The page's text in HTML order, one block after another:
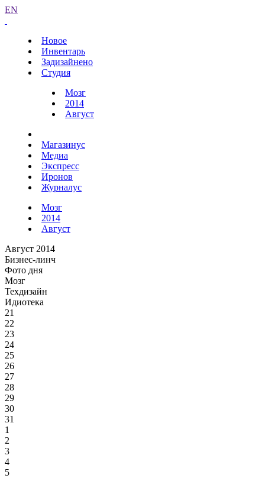
EN
Новое
Инвентарь
Задизайнено
Студия
Мозг
2014
Август
Магазинус
Медиа
Экспресс
Иронов
Журналус
Мозг
2014
Август
Август 2014
Бизнес-линч
Фото дня
Мозг
Техдизайн
Идиотека
21
22
23
24
25
26
27
28
29
30
31
1
2
3
4
5